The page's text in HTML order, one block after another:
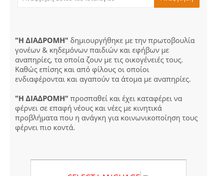
"Η ΔΙΑΔΡΟΜΗ" δημιουργήθηκε με την πρωτοβουλία
γονέων & κηδεμόνων παιδιών και εφήβων με
αναπηρίες, τα οποία ζουν με τις οικογένειές τους.
Καθώς επίσης και από φίλους οι οποίοι
ενδιαφέρονται και αγαπούν τα άτομα με αναπηρίες.
"Η ΔΙΑΔΡΟΜΗ" προσπαθεί και έχει καταφέρει να
φέρνει σε επαφή νέους και νέες με κινητικά
προβλήματα που η ανάγκη για κοινωνικοποίηση τους
φέρνει πιο κοντά.